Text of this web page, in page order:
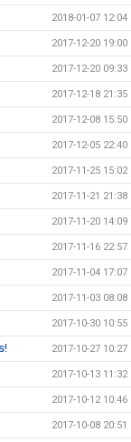
2018-01-07 12:04
2017-12-20 19:00
2017-12-20 09:33
2017-12-18 21:35
2017-12-08 15:50
2017-12-05 22:40
2017-11-25 15:02
2017-11-21 21:38
2017-11-20 14:09
2017-11-16 22:57
2017-11-04 17:07
2017-11-03 08:08
2017-10-30 10:55
2017-10-27 10:27
2017-10-13 11:32
2017-10-12 10:46
2017-10-08 20:51